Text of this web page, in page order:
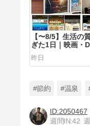
【〜8/5】生活の
ぎた1日｜映画・
食事のバランスが
昨日
#節約 #温泉
2050467
週間IN:42